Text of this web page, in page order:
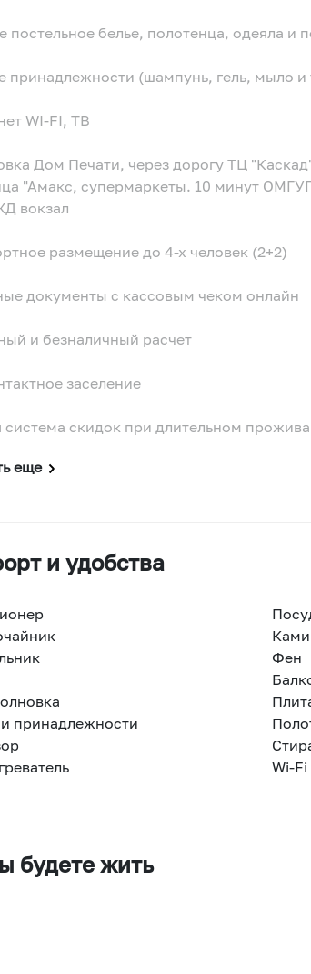
постельное белье, полотенца, одеяла и
принадлежности (шампунь, гель, мыло и
WI-FI, ТВ
Дом Печати, через дорогу ТЦ
"Амакс, супермаркеты. 10 минут
вокзал
размещение до 4-х человек (2+2)
документы с кассовым чеком онлайн
и безналичный расчет
заселение
система скидок при длительном
еще
и удобства
Фен
принадлежности
Wi-Fi
будете жить